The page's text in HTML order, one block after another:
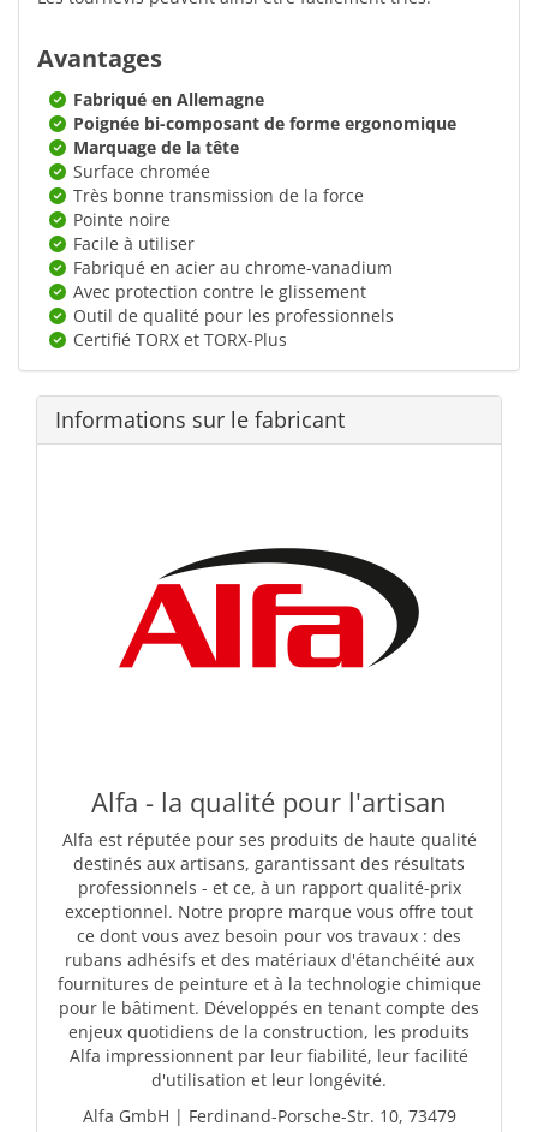
Avantages
Fabriqué en Allemagne
Poignée bi-composant de forme ergonomique
Marquage de la tête
Surface chromée
Très bonne transmission de la force
Pointe noire
Facile à utiliser
Fabriqué en acier au chrome-vanadium
Avec protection contre le glissement
Outil de qualité pour les professionnels
Certifié TORX et TORX-Plus
Informations sur le fabricant
Alfa - la qualité pour l'artisan
Alfa est réputée pour ses produits de haute qualité
destinés aux artisans, garantissant des résultats
professionnels - et ce, à un rapport qualité-prix
exceptionnel. Notre propre marque vous offre tout
ce dont vous avez besoin pour vos travaux : des
rubans adhésifs et des matériaux d'étanchéité aux
fournitures de peinture et à la technologie chimique
pour le bâtiment. Développés en tenant compte des
enjeux quotidiens de la construction, les produits
Alfa impressionnent par leur fiabilité, leur facilité
d'utilisation et leur longévité.
Alfa GmbH | Ferdinand-Porsche-Str. 10, 73479